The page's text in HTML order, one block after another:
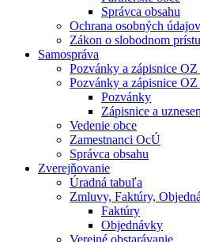
Správca obsahu
Ochrana osobných údajov
Zákon o slobodnom
Samospráva
Pozvánky a zápisnice
Pozvánky a zápisnice
Pozvánky
Zápisnice a
Vedenie obce
Zamestnanci OcÚ
Správca obsahu
Zverejňovanie
Úradná tabuľa
Zmluvy, Faktúry,
Faktúry
Objednávky
Verejné obstarávanie